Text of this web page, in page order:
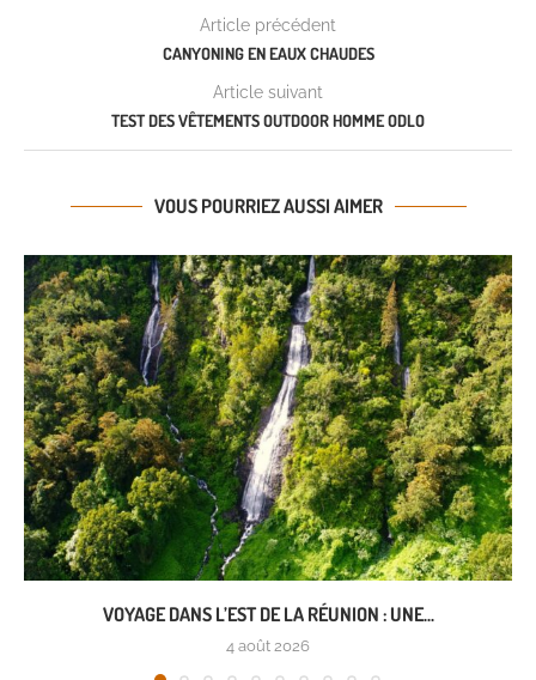
Article précédent
CANYONING EN EAUX CHAUDES
Article suivant
TEST DES VÊTEMENTS OUTDOOR HOMME ODLO
VOUS POURRIEZ AUSSI AIMER
VOYAGE DANS L’EST DE LA RÉUNION : UNE...
4 août 2026